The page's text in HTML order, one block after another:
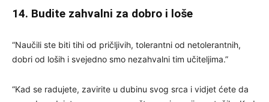
14. Budite zahvalni za dobro i loše
“Naučili ste biti tihi od pričljivih, tolerantni od netolerantnih,
dobri od loših i svejedno smo nezahvalni tim učiteljima.”
“Kad se radujete, zavirite u dubinu svog srca i vidjet ćete da